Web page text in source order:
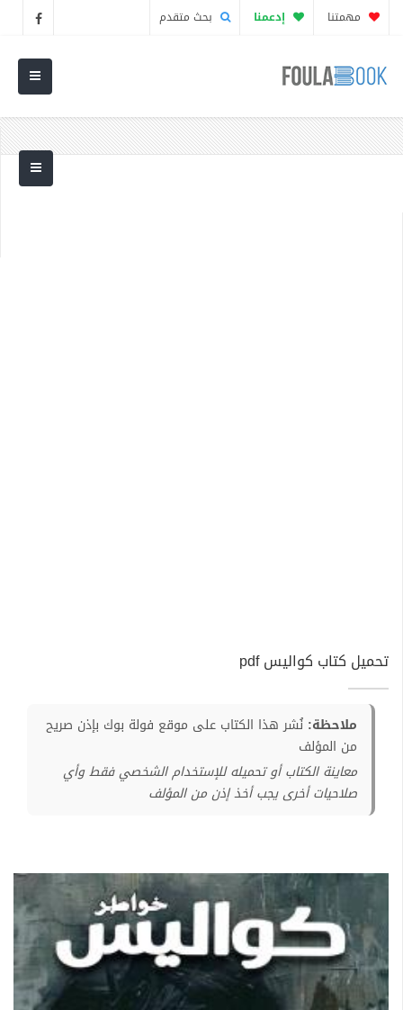
مهمتنا إدعمنا بحث متقدم
تحميل كتاب كواليس pdf
ملاحظة: نُشر هذا الكتاب على موقع فولة بوك بإذن صريح
من المؤلف
معاينة الكتاب أو تحميله للإستخدام الشخصي فقط وأي
صلاحيات أخرى يجب أخذ إذن من المؤلف